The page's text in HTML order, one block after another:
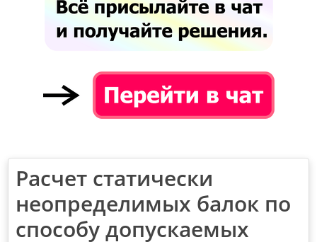
Расчет статически
неопределимых балок по
способу допускаемых